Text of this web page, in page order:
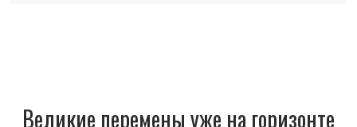
Великие перемены уже на горизонте